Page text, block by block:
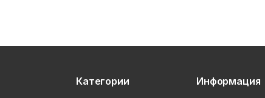
Категории Информация